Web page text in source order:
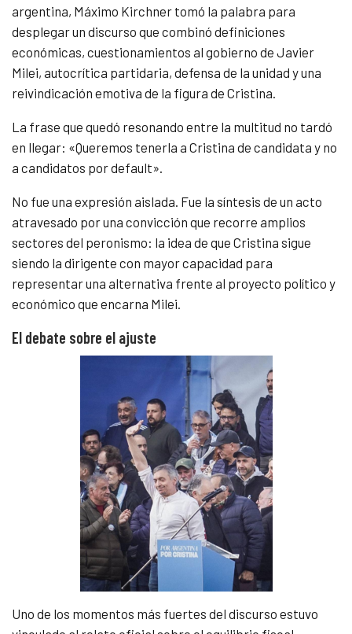
argentina, Máximo Kirchner tomó la palabra para
desplegar un discurso que combinó definiciones
económicas, cuestionamientos al gobierno de Javier
Milei, autocrítica partidaria, defensa de la unidad y una
reivindicación emotiva de la figura de Cristina.
La frase que quedó resonando entre la multitud no tardó
en llegar: «Queremos tenerla a Cristina de candidata y no
a candidatos por default».
No fue una expresión aislada. Fue la síntesis de un acto
atravesado por una convicción que recorre amplios
sectores del peronismo: la idea de que Cristina sigue
siendo la dirigente con mayor capacidad para
representar una alternativa frente al proyecto político y
económico que encarna Milei.
El debate sobre el ajuste
Uno de los momentos más fuertes del discurso estuvo